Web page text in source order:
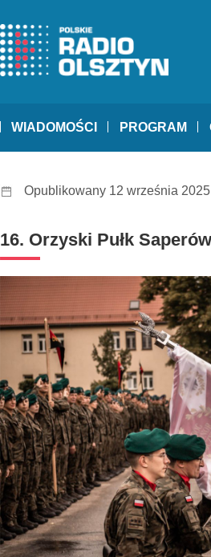
WIADOMOŚCI PROGRAM
Opublikowany 12 września 2025
16. Orzyski Pułk